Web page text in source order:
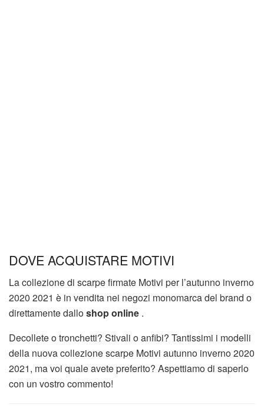
DOVE ACQUISTARE MOTIVI
La collezione di scarpe firmate Motivi per l’autunno inverno
2020 2021 è in vendita nei negozi monomarca del brand o
direttamente dalloshop online .
Decollete o tronchetti? Stivali o anfibi? Tantissimi i modelli
della nuova collezione scarpe Motivi autunno inverno 2020
2021, ma voi quale avete preferito? Aspettiamo di saperlo
con un vostro commento!